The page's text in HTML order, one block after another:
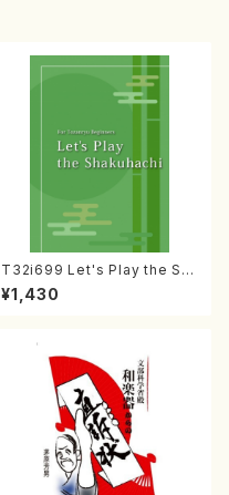
T32i699 Let's Play the Sh
akuhachi（教則本・英語版）
¥1,430